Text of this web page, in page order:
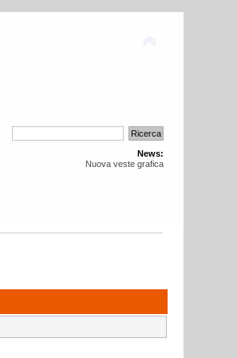
News:
Nuova veste grafica